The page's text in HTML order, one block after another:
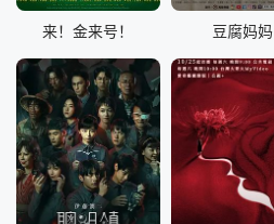
来！金来号！ 豆腐妈妈